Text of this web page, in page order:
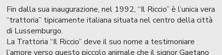
Fin dalla sua inaugurazione, nel 1992, “Il Riccio” è l’unica vera
“trattoria” tipicamente italiana situata nel centro della città
di Lussemburgo.
La Trattoria “Il Riccio” deve il suo nome a testimoniare
l’amore verso questo piccolo animale che il signor Gaetano